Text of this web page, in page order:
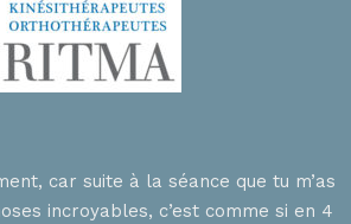
car suite à la séance que tu m’as
incroyables, c’est comme si en 4